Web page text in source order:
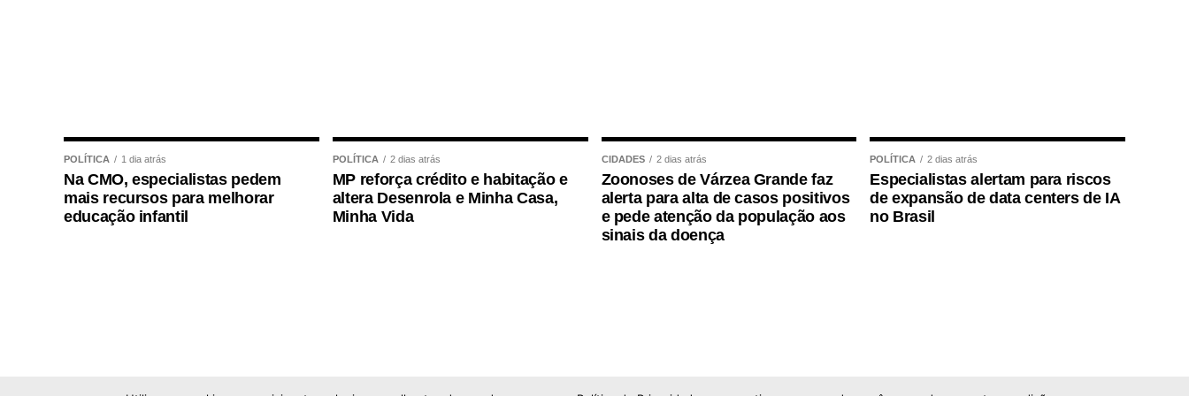
excepcionalidade.
POLÍTICA 1 dia atrás
Na CMO, especialistas pedem
mais recursos para melhorar
educação infantil
POLÍTICA 2 dias atrás
MP reforça crédito e habitação e
altera Desenrola e Minha Casa,
Minha Vida
CIDADES 2 dias atrás
Zoonoses de Várzea Grande faz
alerta para alta de casos positivos
e pede atenção da população aos
sinais da doença
POLÍTICA 2 dias atrás
Especialistas alertam para riscos
de expansão de data centers de IA
no Brasil